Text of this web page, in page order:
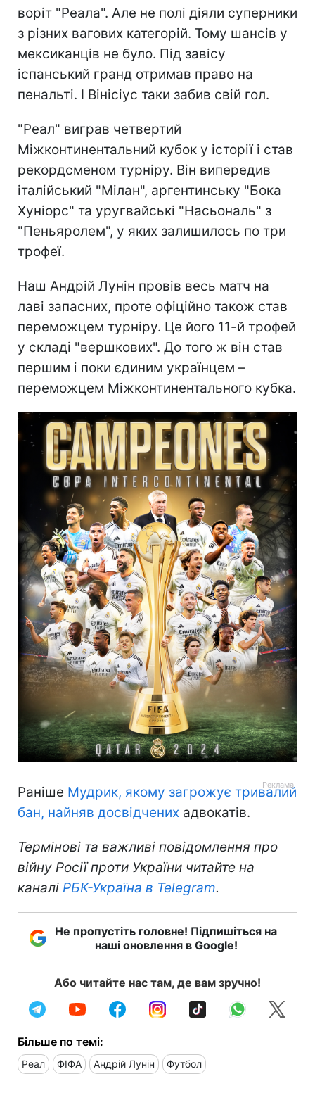
воріт "Реала". Але не полі діяли суперники
з різних вагових категорій. Тому шансів у
мексиканців не було. Під завісу
іспанський гранд отримав право на
пенальті. І Вінісіус таки забив свій гол.
"Реал" виграв четвертий
Міжконтинентальний кубок у історії і став
рекордсменом турніру. Він випередив
італійський "Мілан", аргентинську "Бока
Хуніорс" та уругвайські "Насьональ" з
"Пеньяролем", у яких залишилось по три
трофеї.
Наш Андрій Лунін провів весь матч на
лаві запасних, проте офіційно також став
переможцем турніру. Це його 11-й трофей
у складі "вершкових". До того ж він став
першим і поки єдиним українцем –
переможцем Міжконтинентального кубка.
Раніше Мудрик, якому загрожує тривалий
бан, найняв досвідчених адвокатів.
Термінові та важливі повідомлення про
війну Росії проти України читайте на
каналі РБК-Україна в Telegram.
Не пропустіть головне! Підпишіться на
наші оновлення в Google!
Або читайте нас там, де вам зручно!
Більше по темі:
Реал ФІФА Андрій Лунін Футбол